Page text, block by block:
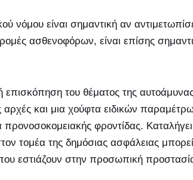
νόμου είναι σημαντική αν
ασθενοφόρων, είναι επίσης
επισκόπηση του θέματος της
αρχές και μια χούφτα ειδικών
φροντίδας.
τομέα της δημόσιας ασφάλειας
που εστιάζουν στην προσωπική